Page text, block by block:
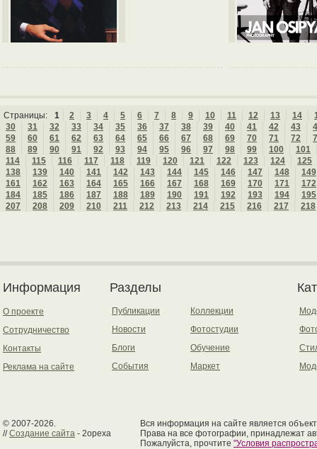
Страницы: 1 2 3 4 5 6 7 8 9 10 11 12 13 14
30
31 32 33 34 35 36 37 38 39 40 41 42 43
59
60 61 62 63 64 65 66 67 68 69 70 71 72
88
89 90 91 92 93 94 95 96 97 98 99 100
101
114
115 116 117 118 119 120 121 122 123 124
125
138
139 140 141 142 143 144 145 146 147 148
149
161
162 163 164 165 166 167 168 169 170 171
172
184
185 186 187 188 189 190 191 192 193 194
195
207
208 209 210 211 212 213 214 215 216 217 218
Информация
О проекте
Сотрудничество
Контакты
Реклама на сайте
Разделы
Публикации
Новости
Блоги
События
Коллекции
Фотостудии
Обучение
Маркет
© 2007-2026.
//Создание сайта - 2opexa
Вся информация на сайте является
Права на все фотографии, принадлежат
Пожалуйста, прочтите "Условия